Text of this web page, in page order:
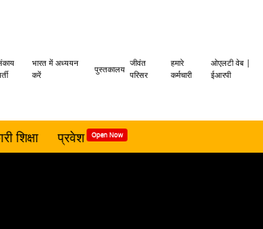
भारत में अध्ययन
करें
पुस्तकालय
जीवंत
परिसर
हमारे
कर्मचारी
ओएलटी वेब |
ईआरपी
शिक्षा प्रवेश